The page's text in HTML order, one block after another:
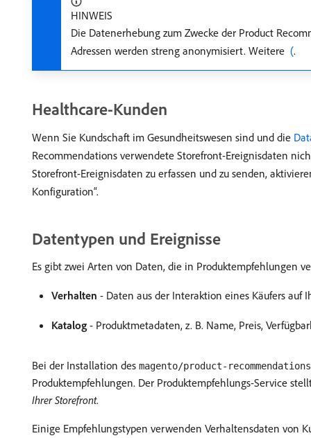
HINWEIS
Die Datenerhebung zum Zwecke der Product
Adressen werden streng anonymisiert. Weitere ​ (.
Healthcare-Kunden
Wenn Sie Kundschaft im Gesundheitswesen sind und die
Recommendations verwendete Storefront-Ereignisdaten
Storefront-Ereignisdaten zu erfassen und zu senden,
Konfiguration“.
Datentypen und Ereignisse
Es gibt zwei Arten von Daten, die in Produktempfehlungen
Verhalten - Daten aus der Interaktion eines Käufers auf
Katalog - Produktmetadaten, z. B. Name, Preis,
Bei der Installation des magento/product-recommendations
Produktempfehlungen. Der Produktempfehlungs-Service
Ihrer Storefront.
Einige Empfehlungstypen verwenden Verhaltensdaten von